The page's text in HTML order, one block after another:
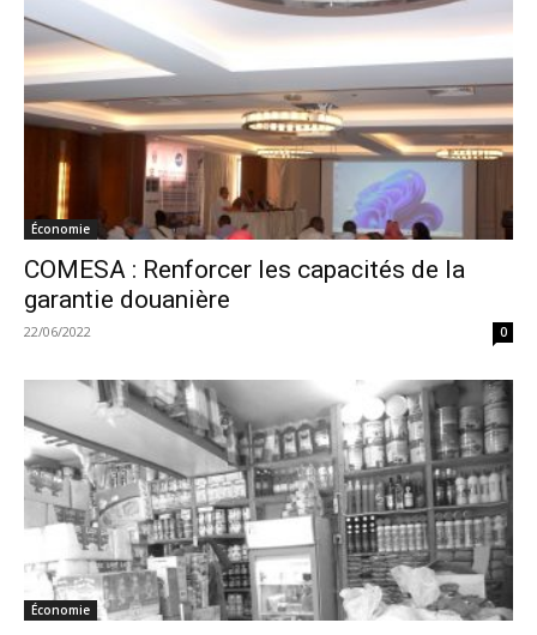
Économie
COMESA : Renforcer les capacités de la
garantie douanière
22/06/2022 0
Économie